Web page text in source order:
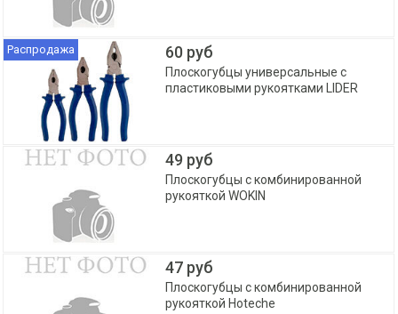
Распродажа 60 руб
Плоскогубцы универсальные с
пластиковыми рукоятками LIDER
49 руб
Плоскогубцы с комбинированной
рукояткой WOKIN
47 руб
Плоскогубцы с комбинированной
рукояткой Hoteche